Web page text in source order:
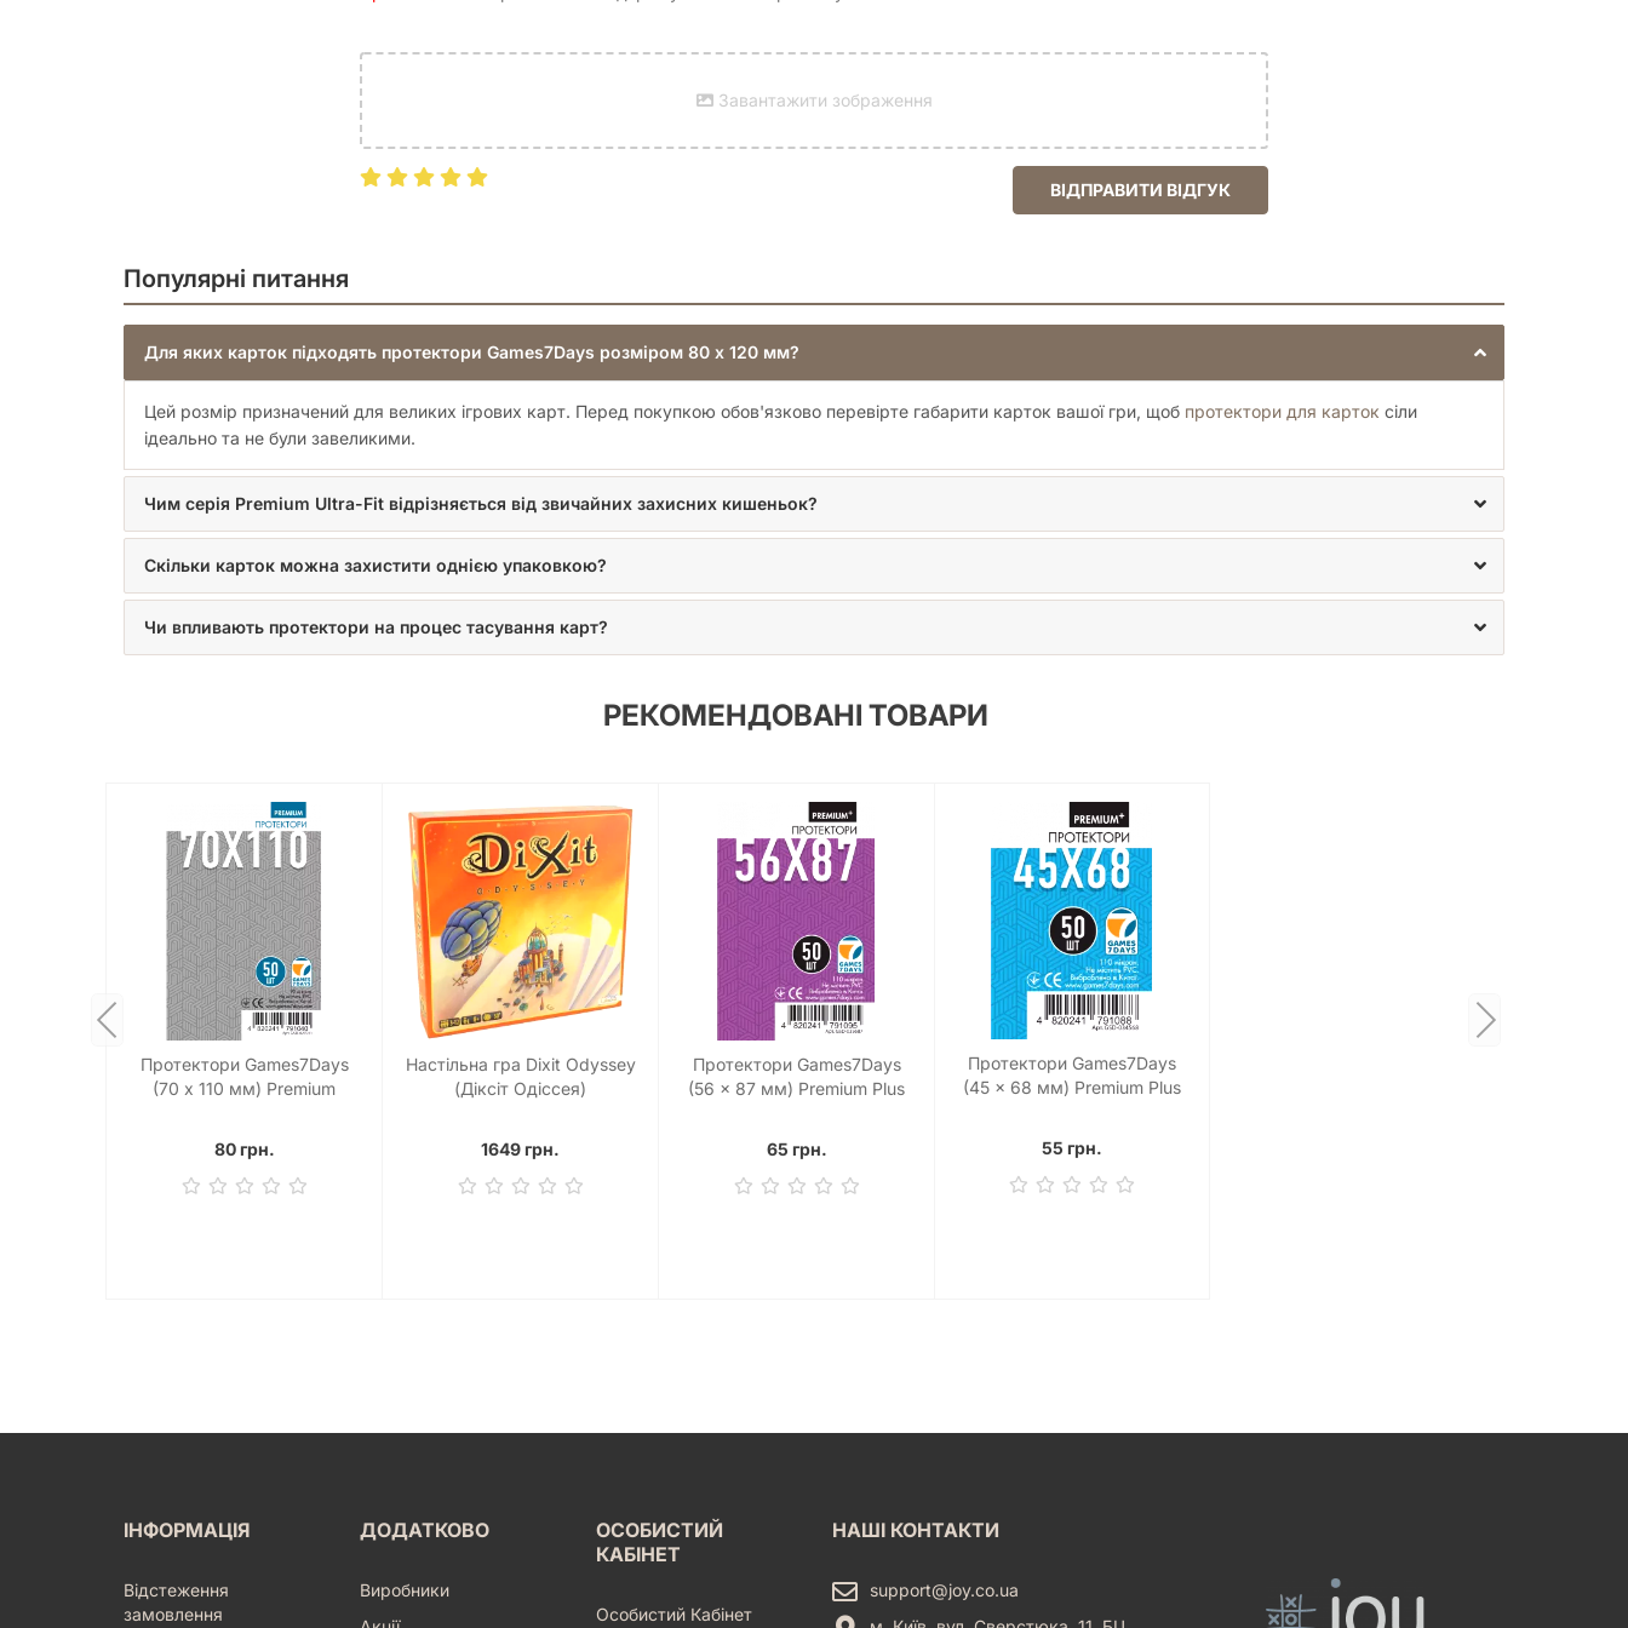
аксесуарами від Games7Days!
Завантажити зображення
ВІДПРАВИТИ ВІДГУК
Популярні питання
Для яких карток підходять протектори Games7Days розміром 80 x 120 мм?
Цей розмір призначений для великих ігрових карт. Перед покупкою обов'язково перевірте габарити карток вашої гри, щоб протектори для карток сіли
ідеально та не були завеликими.
Чим серія Premium Ultra-Fit відрізняється від звичайних захисних кишеньок?
Скільки карток можна захистити однією упаковкою?
Чи впливають протектори на процес тасування карт?
РЕКОМЕНДОВАНІ ТОВАРИ
Протектори Games7Days
(70 х 110 мм) Premium
80 грн.
Настільна гра Dixit Odyssey
(Діксіт Одіссея)
1649 грн.
Протектори Games7Days
(56 x 87 мм) Premium Plus
65 грн.
Протектори Games7Days
(45 x 68 мм) Premium Plus
55 грн.
ІНФОРМАЦІЯ
Відстеження
замовлення
ДОДАТКОВО
Виробники
ОСОБИСТИЙ
КАБІНЕТ
Особистий Кабінет
НАШІ КОНТАКТИ
support@joy.co.ua